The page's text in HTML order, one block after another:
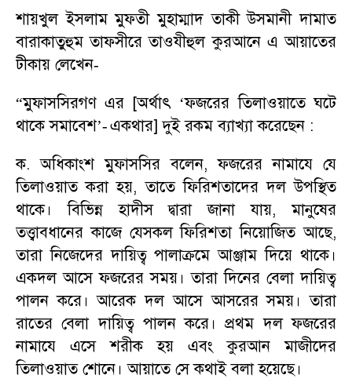
শায়খুল ইসলাম মুফতী মুহাম্মাদ তাকী উসমানী দামাত
বারাকাতুহুম তাফসীরে তাওযীহুল কুরআনে এ আয়াতের
টীকায় লেখেন-
“মুফাসসিরগণ এর [অর্থাৎ ‘ফজরের তিলাওয়াতে ঘটে
থাকে সমাবেশ’-একথার] দুই রকম ব্যাখ্যা করেছেন :
ক. অধিকাংশ মুফাসসির বলেন,ফজরের নামাযে যে
তিলাওয়াত করা হয়,তাতে ফিরিশতাদের দল উপস্থিত
থাকে। বিভিন্ন হাদীস দ্বারা জানা যায়,মানুষের
তত্ত্বাবধানের কাজে যেসকল ফিরিশতা নিয়োজিত আছে,
তারা নিজেদের দায়িত্ব পালাক্রমে আঞ্জাম দিয়ে থাকে।
একদল আসে ফজরের সময়। তারা দিনের বেলা দায়িত্ব
পালন করে। আরেক দল আসে আসরের সময়। তারা
রাতের বেলা দায়িত্ব পালন করে। প্রথম দল ফজরের
নামাযে এসে শরীক হয় এবং কুরআন মাজীদের
তিলাওয়াত শোনে। আয়াতে সে কথাই বলা হয়েছে।